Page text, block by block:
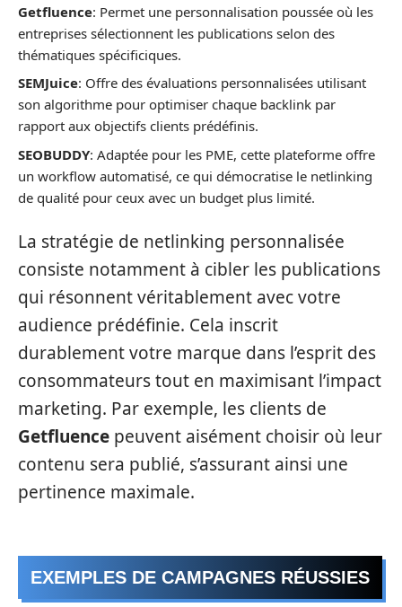
Getfluence: Permet une personnalisation poussée où les
entreprises sélectionnent les publications selon des
thématiques spécificiques.
SEMJuice: Offre des évaluations personnalisées utilisant
son algorithme pour optimiser chaque backlink par
rapport aux objectifs clients prédéfinis.
SEOBUDDY: Adaptée pour les PME, cette plateforme offre
un workflow automatisé, ce qui démocratise le netlinking
de qualité pour ceux avec un budget plus limité.
La stratégie de netlinking personnalisée
consiste notamment à cibler les publications
qui résonnent véritablement avec votre
audience prédéfinie. Cela inscrit
durablement votre marque dans l’esprit des
consommateurs tout en maximisant l’impact
marketing. Par exemple, les clients de
Getfluence peuvent aisément choisir où leur
contenu sera publié, s’assurant ainsi une
pertinence maximale.
EXEMPLES DE CAMPAGNES RÉUSSIES